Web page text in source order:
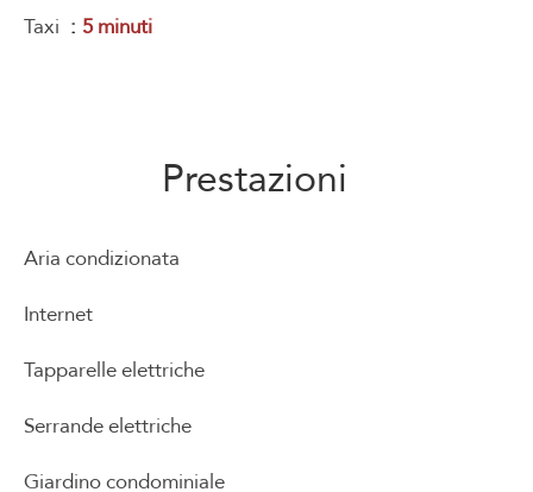
Taxi
5 minuti
Prestazioni
Aria condizionata
Internet
Tapparelle elettriche
Serrande elettriche
Giardino condominiale